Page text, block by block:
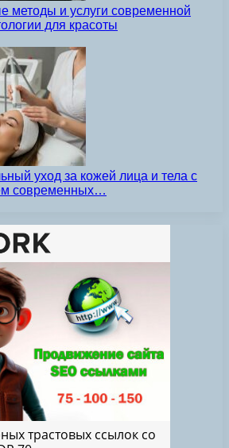
методы и услуги современной
для красоты
уход за кожей лица и тела с
современных…